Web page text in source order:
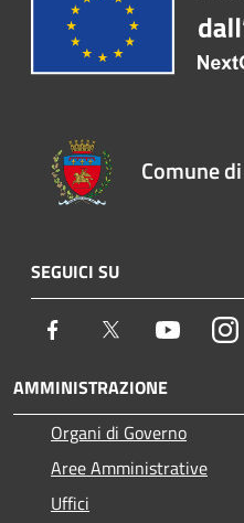
Comune
SEGUICI SU
Facebook Twitter Youtube
AMMINISTRAZIONE
Organi di Governo
Aree Amministrative
Uffici